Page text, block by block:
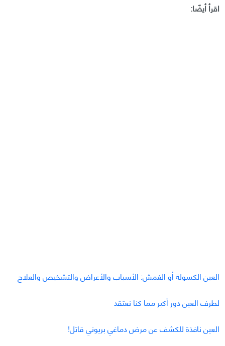
اقرأ أيضًا:
العين الكسولة أو الغمش: الأسباب والأعراض والتشخيص والعلاج
لطرف العين دور أكبر مما كنا نعتقد
العين نافذة للكشف عن مرض دماغي بريوني قاتل!